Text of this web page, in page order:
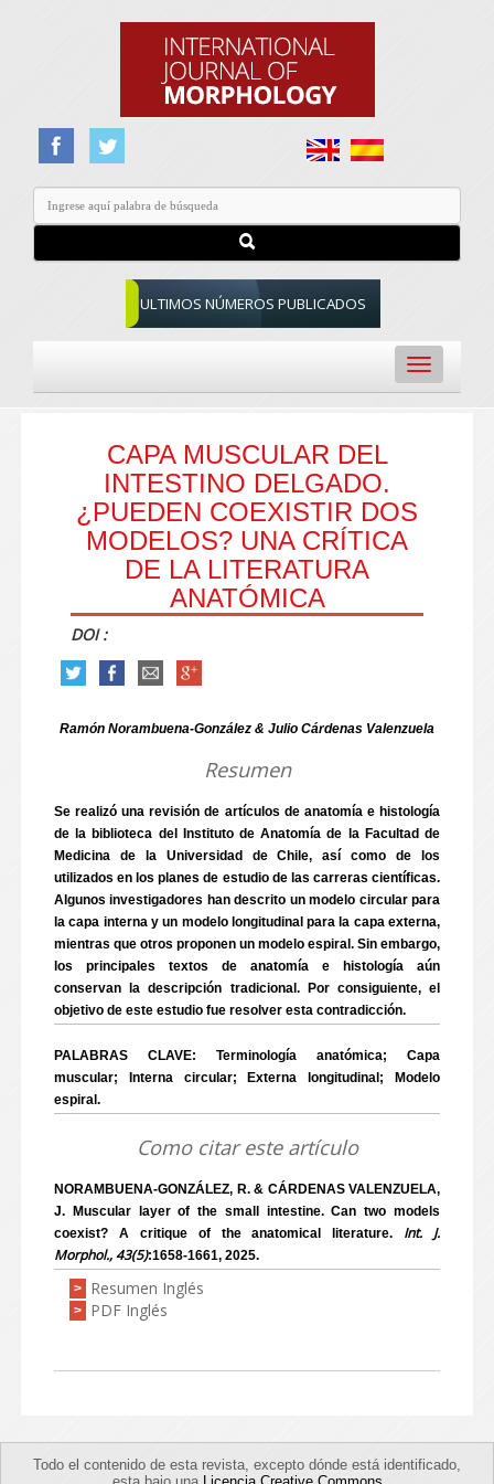
ULTIMOS NÚMEROS PUBLICADOS
Toggle
navigation
CAPA MUSCULAR DEL
INTESTINO DELGADO.
¿PUEDEN COEXISTIR DOS
MODELOS? UNA CRÍTICA
DE LA LITERATURA
ANATÓMICA
DOI :
Ramón Norambuena-González & Julio Cárdenas Valenzuela
Resumen
Se realizó una revisión de artículos de anatomía e histología
de la biblioteca del Instituto de Anatomía de la Facultad de
Medicina de la Universidad de Chile, así como de los
utilizados en los planes de estudio de las carreras científicas.
Algunos investigadores han descrito un modelo circular para
la capa interna y un modelo longitudinal para la capa externa,
mientras que otros proponen un modelo espiral. Sin embargo,
los principales textos de anatomía e histología aún
conservan la descripción tradicional. Por consiguiente, el
objetivo de este estudio fue resolver esta contradicción.
PALABRAS CLAVE: Terminología anatómica; Capa
muscular; Interna circular; Externa longitudinal; Modelo
espiral.
Como citar este artículo
NORAMBUENA-GONZÁLEZ, R. & CÁRDENAS VALENZUELA,
J. Muscular layer of the small intestine. Can two models
coexist? A critique of the anatomical literature.
Int. J.
Morphol., 43(5):1658-1661, 2025.
> Resumen Inglés
> PDF Inglés
Todo el contenido de esta revista, excepto dónde está identificado,